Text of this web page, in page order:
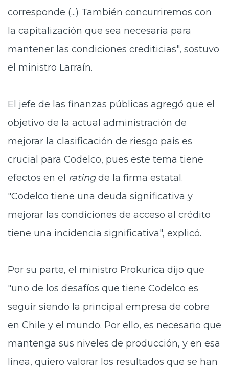
corresponde (...) También concurriremos con
la capitalización que sea necesaria para
mantener las condiciones crediticias", sostuvo
el ministro Larraín.
El jefe de las finanzas públicas agregó que el
objetivo de la actual administración de
mejorar la clasificación de riesgo país es
crucial para Codelco, pues este tema tiene
efectos en el ratingde la firma estatal.
"Codelco tiene una deuda significativa y
mejorar las condiciones de acceso al crédito
tiene una incidencia significativa", explicó.
Por su parte, el ministro Prokurica dijo que
"uno de los desafíos que tiene Codelco es
seguir siendo la principal empresa de cobre
en Chile y el mundo. Por ello, es necesario que
mantenga sus niveles de producción, y en esa
línea, quiero valorar los resultados que se han